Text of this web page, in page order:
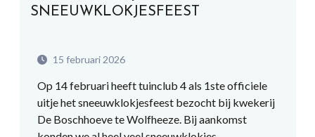
SNEEUWKLOKJESFEEST
15 februari 2026
Op 14 februari heeft tuinclub 4 als 1ste officiele
uitje het sneeuwklokjesfeest bezocht bij kwekerij
De Boschhoeve te Wolfheeze. Bij aankomst